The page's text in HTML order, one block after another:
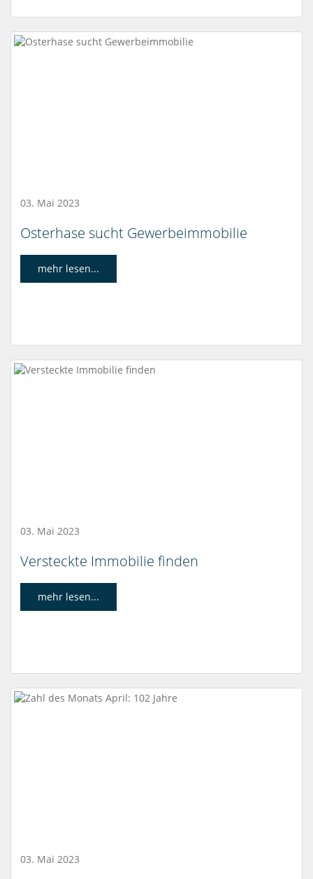
03. Mai 2023
Osterhase sucht Gewerbeimmobilie
mehr lesen...
03. Mai 2023
Versteckte Immobilie finden
mehr lesen...
03. Mai 2023